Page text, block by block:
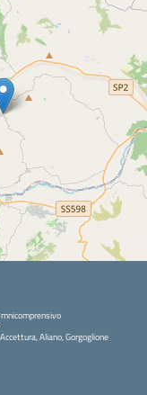
Aliano, Gorgoglione